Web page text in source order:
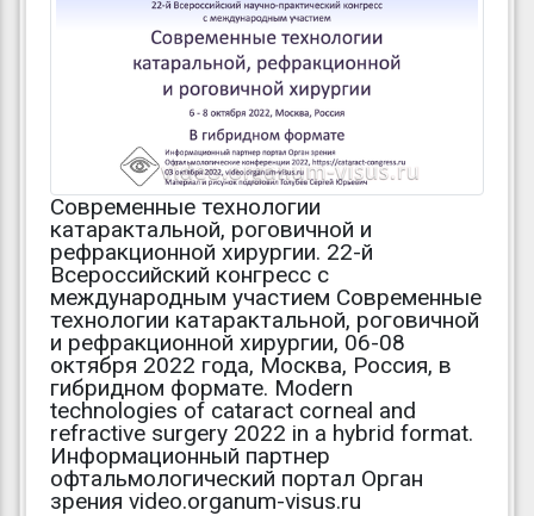
Современные технологии
катарактальной, роговичной и
рефракционной хирургии. 22-й
Всероссийский конгресс с
международным участием Современные
технологии катарактальной, роговичной
и рефракционной хирургии, 06-08
октября 2022 года, Москва, Россия, в
гибридном формате. Modern
technologies of cataract corneal and
refractive surgery 2022 in a hybrid format.
Информационный партнер
офтальмологический портал Орган
зрения video.organum-visus.ru